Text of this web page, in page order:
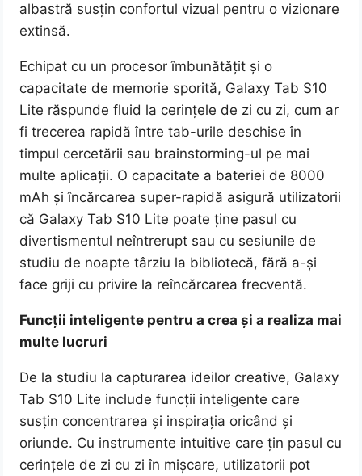
albastră susțin confortul vizual pentru o vizionare
extinsă.
Echipat cu un procesor îmbunătățit și o
capacitate de memorie sporită, Galaxy Tab S10
Lite răspunde fluid la cerințele de zi cu zi, cum ar
fi trecerea rapidă între tab-urile deschise în
timpul cercetării sau brainstorming-ul pe mai
multe aplicații. O capacitate a bateriei de 8000
mAh și încărcarea super-rapidă asigură utilizatorii
că Galaxy Tab S10 Lite poate ține pasul cu
divertismentul neîntrerupt sau cu sesiunile de
studiu de noapte târziu la bibliotecă, fără a-și
face griji cu privire la reîncărcarea frecventă.
Funcții inteligente pentru a crea și a realiza mai
multe lucruri
De la studiu la capturarea ideilor creative, Galaxy
Tab S10 Lite include funcții inteligente care
susțin concentrarea și inspirația oricând și
oriunde. Cu instrumente intuitive care țin pasul cu
cerințele de zi cu zi în mișcare, utilizatorii pot